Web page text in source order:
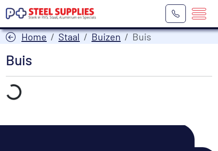
Home Staal Buizen Buis
Buis
Laden...